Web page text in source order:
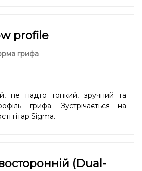
profile
грифа
не надто тонкий, зручний та
грифа. Зустрічається на
гітар Sigma.
(Dual-